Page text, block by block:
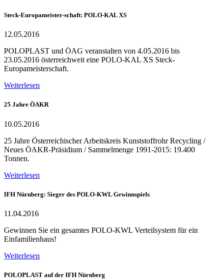
Steck-Europameister-schaft: POLO-KAL XS
12.05.2016
POLOPLAST und ÖAG veranstalten von 4.05.2016 bis
23.05.2016 österreichweit eine POLO-KAL XS Steck-
Europameisterschaft.
Weiterlesen
25 Jahre ÖAKR
10.05.2016
25 Jahre Österreichischer Arbeitskreis Kunststoffrohr Recycling /
Neues ÖAKR-Präsidium / Sammelmenge 1991-2015: 19.400
Tonnen.
Weiterlesen
IFH Nürnberg: Sieger des POLO-KWL Gewinnspiels
11.04.2016
Gewinnen Sie ein gesamtes POLO-KWL Verteilsystem für ein
Einfamilienhaus!
Weiterlesen
POLOPLAST auf der IFH Nürnberg